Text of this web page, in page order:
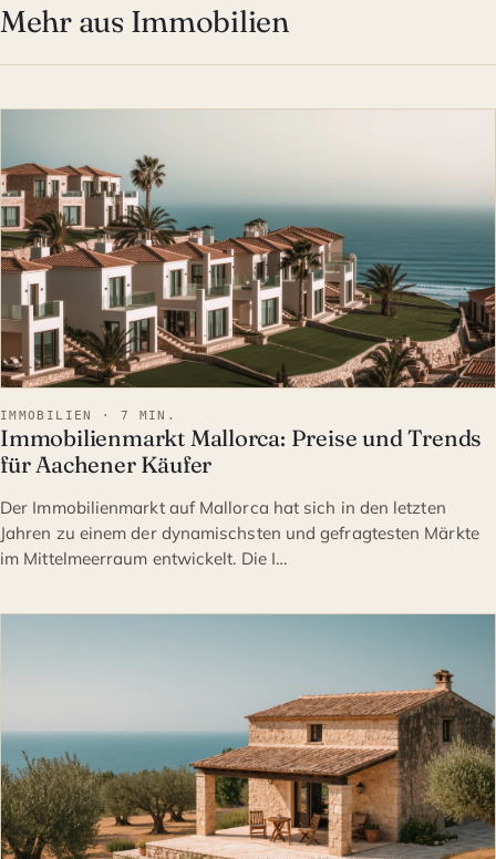
Mehr aus Immobilien
IMMOBILIEN · 7 MIN.
Immobilienmarkt Mallorca: Preise und Trends
für Aachener Käufer
Der Immobilienmarkt auf Mallorca hat sich in den letzten
Jahren zu einem der dynamischsten und gefragtesten Märkte
im Mittelmeerraum entwickelt. Die I…